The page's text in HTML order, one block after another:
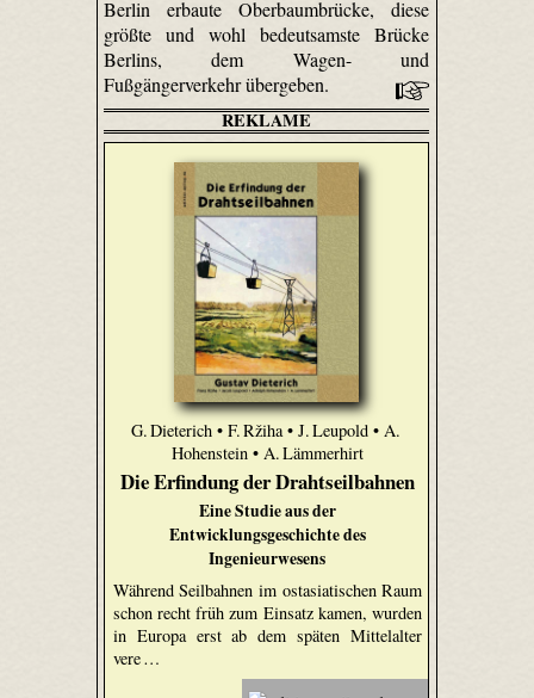
Berlin erbaute Oberbaumbrücke, diese
größte und wohl bedeutsamste Brücke
Berlins, dem Wagen- und
Fußgängerverkehr übergeben.
REKLAME
G. Dieterich • F. Ržiha • J. Leupold • A.
Hohenstein • A. Lämmerhirt
Die Erfindung der Drahtseilbahnen
Eine Studie aus der
Entwicklungsgeschichte des
Ingenieurwesens
Während Seilbahnen im ostasiatischen Raum
schon recht früh zum Einsatz kamen, wurden
in Europa erst ab dem späten Mittelalter
vere …